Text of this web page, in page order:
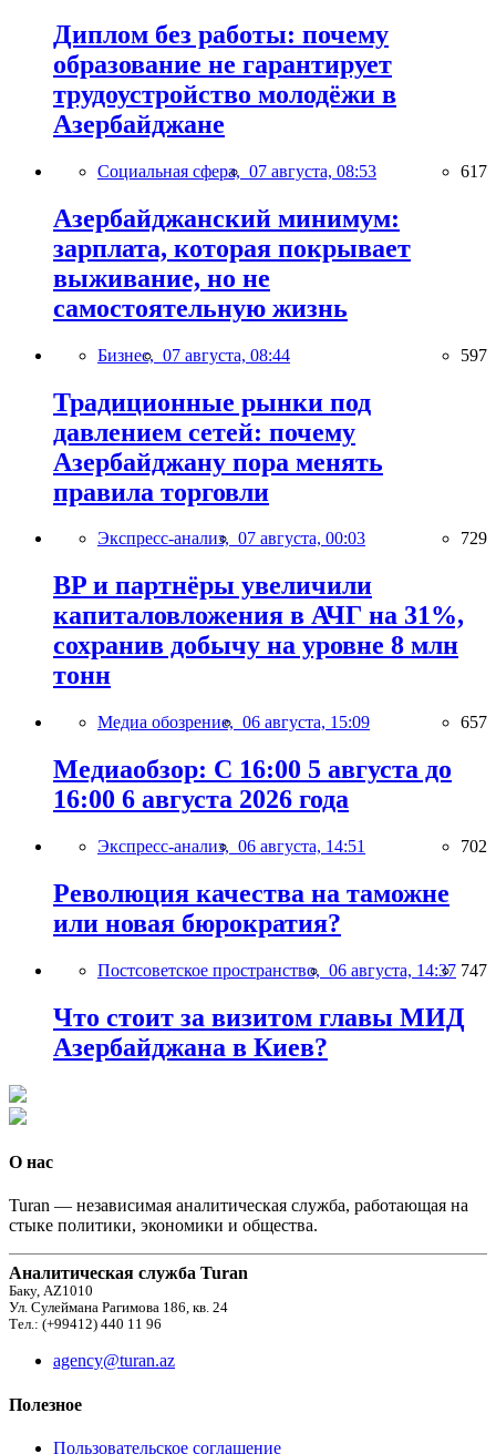
Диплом без работы: почему
образование не гарантирует
трудоустройство молодёжи в
Азербайджане
Социальная сфера, 07 августа, 08:53 617
Азербайджанский минимум:
зарплата, которая покрывает
выживание, но не
самостоятельную жизнь
Бизнес, 07 августа, 08:44 597
Традиционные рынки под
давлением сетей: почему
Азербайджану пора менять
правила торговли
Экспресс-анализ, 07 августа, 00:03 729
BP и партнёры увеличили
капиталовложения в АЧГ на 31%,
сохранив добычу на уровне 8 млн
тонн
Медиа обозрение, 06 августа, 15:09 657
Медиаобзор: С 16:00 5 августа до
16:00 6 августа 2026 года
Экспресс-анализ, 06 августа, 14:51 702
Революция качества на таможне
или новая бюрократия?
Постсоветское пространство, 06 августа, 14:37 747
Что стоит за визитом главы МИД
Азербайджана в Киев?
О нас
Turan — независимая аналитическая служба, работающая на
стыке политики, экономики и общества.
Аналитическая служба Turan
Баку, AZ1010
Ул. Сулеймана Рагимова 186, кв. 24
Тел.: (+99412) 440 11 96
agency@turan.az
Полезное
Пользовательское соглашение